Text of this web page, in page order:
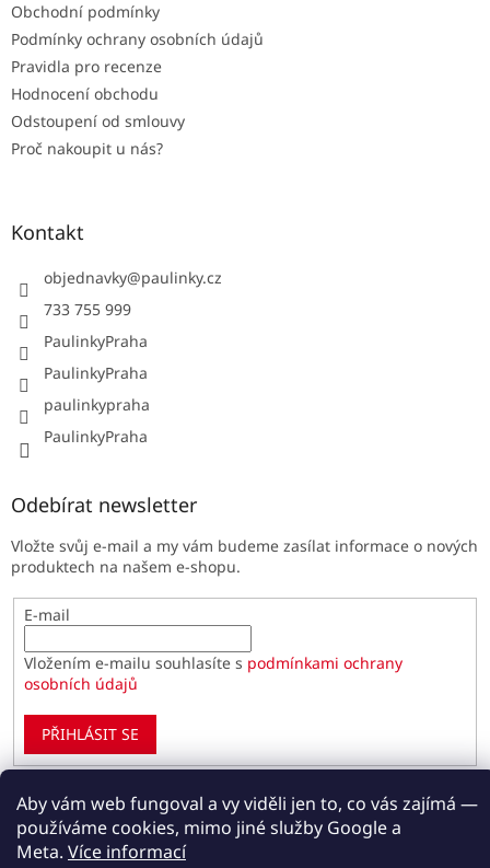
Aby vám web fungoval a vy viděli jen to, co vás zajímá —
používáme cookies, mimo jiné služby Google a
Meta. Více informací
Obchodní podmínky
Podmínky ochrany osobních údajů
Pravidla pro recenze
Hodnocení obchodu
Odstoupení od smlouvy
Proč nakoupit u nás?
Kontakt
objednavky@paulinky.cz
733 755 999
PaulinkyPraha
PaulinkyPraha
paulinkypraha
PaulinkyPraha
Odebírat newsletter
Vložte svůj e-mail a my vám budeme zasílat informace o nových
produktech na našem e-shopu.
E-mail
Vložením e-mailu souhlasíte s podmínkami ochrany
osobních údajů
PŘIHLÁSIT SE
Vytvořil Shoptet